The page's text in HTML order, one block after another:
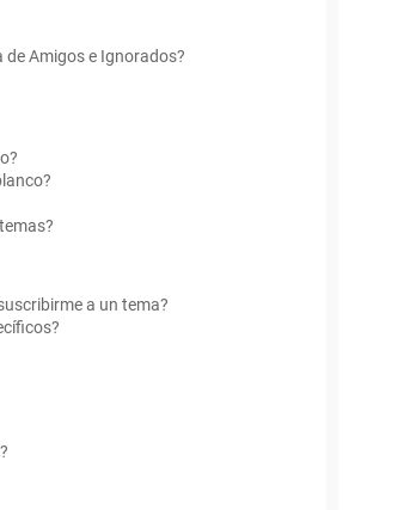
de Amigos e Ignorados?
a un tema?